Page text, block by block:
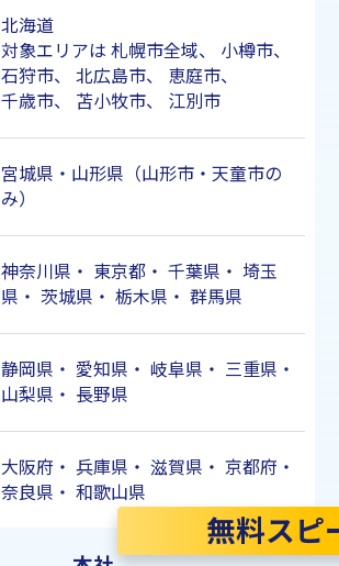
北海道
対象エリアは 札幌市全域、 小樽市、
石狩市、 北広島市、 恵庭市、
千歳市、 苫小牧市、 江別市
宮城県・山形県（山形市・天童市の
み）
神奈川県 ・ 東京都・ 千葉県 ・ 埼玉
県 ・ 茨城県 ・ 栃木県 ・ 群馬県
静岡県 ・ 愛知県 ・ 岐阜県 ・ 三重県 ・
山梨県 ・ 長野県
大阪府 ・ 兵庫県 ・ 滋賀県 ・ 京都府 ・
奈良県 ・ 和歌山県
無料スピ